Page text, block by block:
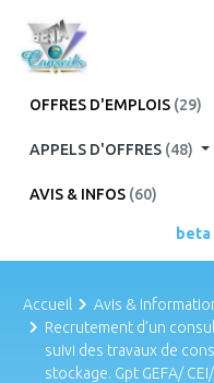
OFFRES D'EMPLOIS (29)
APPELS D'OFFRES (48)
AVIS & INFOS (60)
beta
Accueil
Avis &
Recrutement d’un
suivi des travaux de
stockage. Gpt GEFA/